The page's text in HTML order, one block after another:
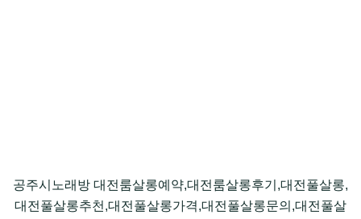
공주시노래방 대전룸살롱예약,대전룸살롱후기,대전풀살롱,
대전풀살롱추천,대전풀살롱가격,대전풀살롱문의,대전풀살